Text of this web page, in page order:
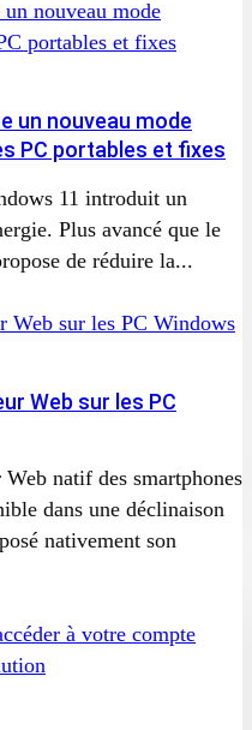
un nouveau mode
PC portables et fixes
11 introduit un
Plus avancé que le
de réduire la...
Web sur les PC
natif des smartphones
dans une déclinaison
nativement son